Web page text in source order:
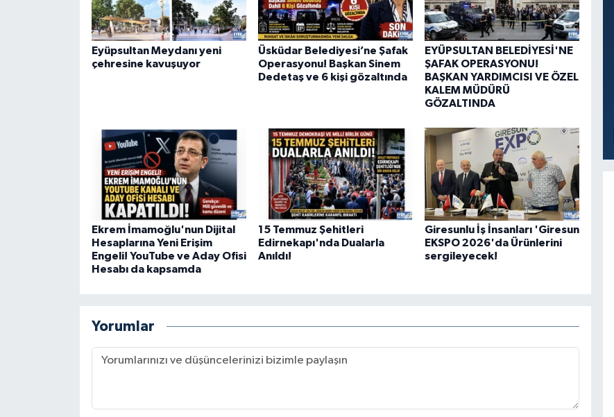
Eyüpsultan Meydanı yeni
çehresine kavuşuyor
Üsküdar Belediyesi’ne Şafak
Operasyonu! Başkan Sinem
Dedetaş ve 6 kişi gözaltında
EYÜPSULTAN BELEDİYESİ'NE
ŞAFAK OPERASYONU!
BAŞKAN YARDIMCISI VE ÖZEL
KALEM MÜDÜRÜ
GÖZALTINDA
Ekrem İmamoğlu'nun Dijital
Hesaplarına Yeni Erişim
Engeli! YouTube ve Aday Ofisi
Hesabı da kapsamda
15 Temmuz Şehitleri
Edirnekapı'nda Dualarla
Anıldı!
Giresunlu İş İnsanları 'Giresun
EKSPO 2026'da Ürünlerini
sergileyecek!
Yorumlar